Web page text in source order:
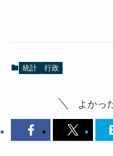
統計 行政
よかっ